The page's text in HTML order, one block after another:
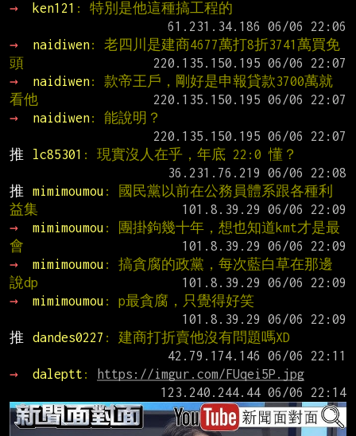
→
ken121 : 特別是他這種搞工程的
→
naidiwen: 老四川是建商4677萬打8折3741萬買免
頭
→
naidiwen: 款帝王戶，剛好是申報貸款3700萬就
看他
→
naidiwen: 能說明？
推
lc85301 : 現實沒人在乎，年底 22:0 懂？
推
mimimoumou : 國民黨以前在公務員體系跟各種利
益集
→
mimimoumou : 團掛鉤幾十年，想也知道kmt才是最
會
→
mimimoumou : 搞貪腐的政黨，每次藍白草在那邊
說dp
→
mimimoumou : p最貪腐，只覺得好笑
推
dandes0227 : 建商打折賣他沒有問題嗎XD
→
daleptt :
https://imgur.com/FUqei5P.jpg